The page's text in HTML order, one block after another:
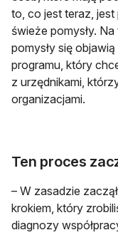
to, co jest teraz,
świeże pomysły.
pomysły się
programu, który
z urzędnikami,
organizacjami.
Ten proces
– W zasadzie
krokiem, który
diagnozy